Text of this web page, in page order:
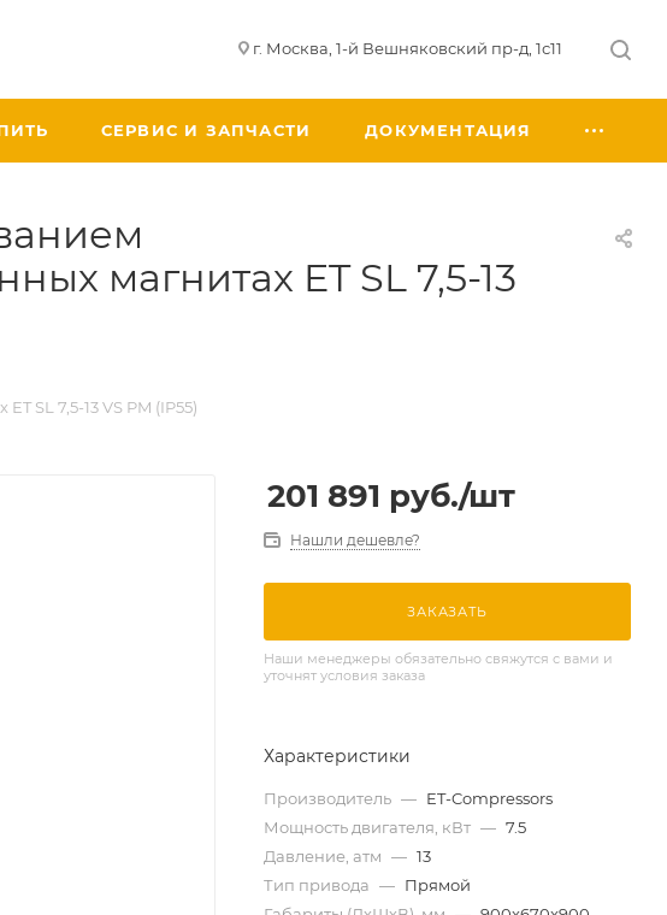
г. Москва, 1-й Вешняковский пр-д, 1с11
СЕРВИС И ЗАПЧАСТИ ДОКУМЕНТАЦИЯ
магнитах ET SL 7,5-13
SL 7,5-13 VS PM (IP55)
201 891 руб./шт
Нашли дешевле?
ЗАКАЗАТЬ
Наши менеджеры обязательно свяжутся с вами и
уточнят условия заказа
Характеристики
Производитель — ET-Compressors
Мощность двигателя, кВт — 7.5
Давление, атм — 13
Тип привода — Прямой